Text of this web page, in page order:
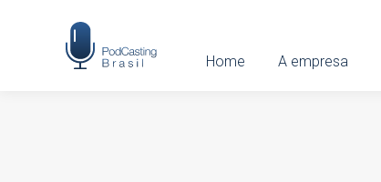
Home A empresa
Home A empresa